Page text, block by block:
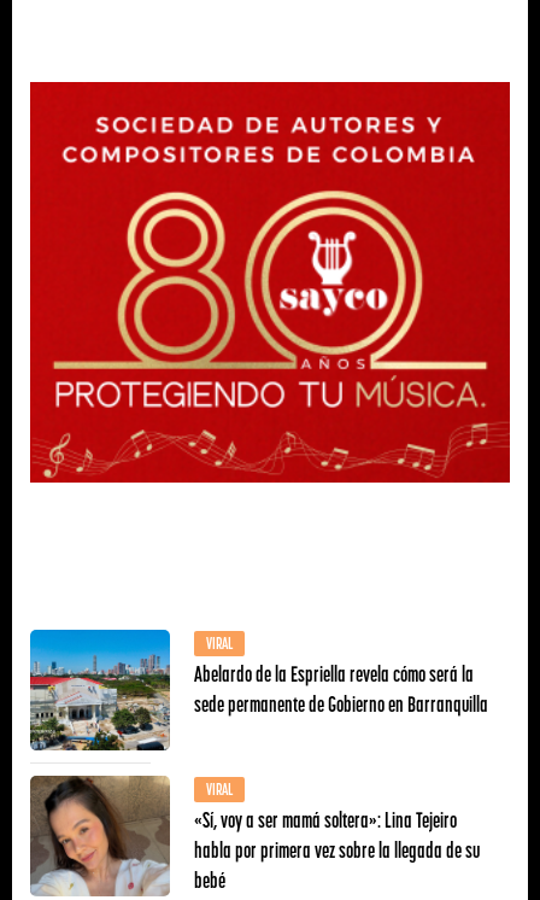
VIRAL
Abelardo de la Espriella revela cómo será la
sede permanente de Gobierno en Barranquilla
VIRAL
«Sí, voy a ser mamá soltera»: Lina Tejeiro
habla por primera vez sobre la llegada de su
bebé